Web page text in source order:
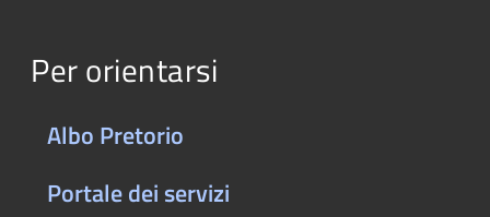
Per orientarsi
Albo Pretorio
Portale dei servizi